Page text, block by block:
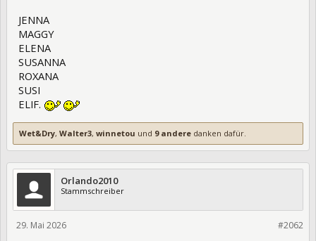
JENNA
MAGGY
ELENA
SUSANNA
ROXANA
SUSI
ELIF.
Wet&Dry, Walter3, winnetou und 9 andere danken dafür.
Orlando2010
Stammschreiber
#2062
29. Mai 2026